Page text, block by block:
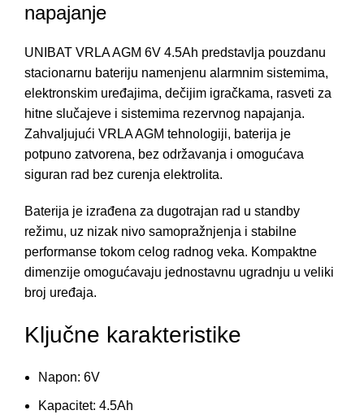
napajanje
UNIBAT VRLA AGM 6V 4.5Ah predstavlja pouzdanu
stacionarnu bateriju namenjenu alarmnim sistemima,
elektronskim uređajima, dečijim igračkama, rasveti za
hitne slučajeve i sistemima rezervnog napajanja.
Zahvaljujući VRLA AGM tehnologiji, baterija je
potpuno zatvorena, bez održavanja i omogućava
siguran rad bez curenja elektrolita.
Baterija je izrađena za dugotrajan rad u standby
režimu, uz nizak nivo samopražnjenja i stabilne
performanse tokom celog radnog veka. Kompaktne
dimenzije omogućavaju jednostavnu ugradnju u veliki
broj uređaja.
Ključne karakteristike
Napon: 6V
Kapacitet: 4.5Ah